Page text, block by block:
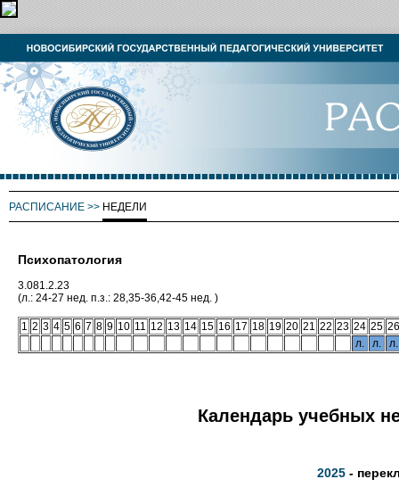
РАСПИСАНИЕ >> НЕДЕЛИ
Психопатология
3.081.2.23
(л.: 24-27 нед. п.з.: 28,35-36,42-45 нед. )
1 2 3 4 5 6 7 8 9 10 11 12 13 14 15 16 17 18 19 20 21 22 23 24 25 26
л.
л. л.
Календарь учебных
2025 -